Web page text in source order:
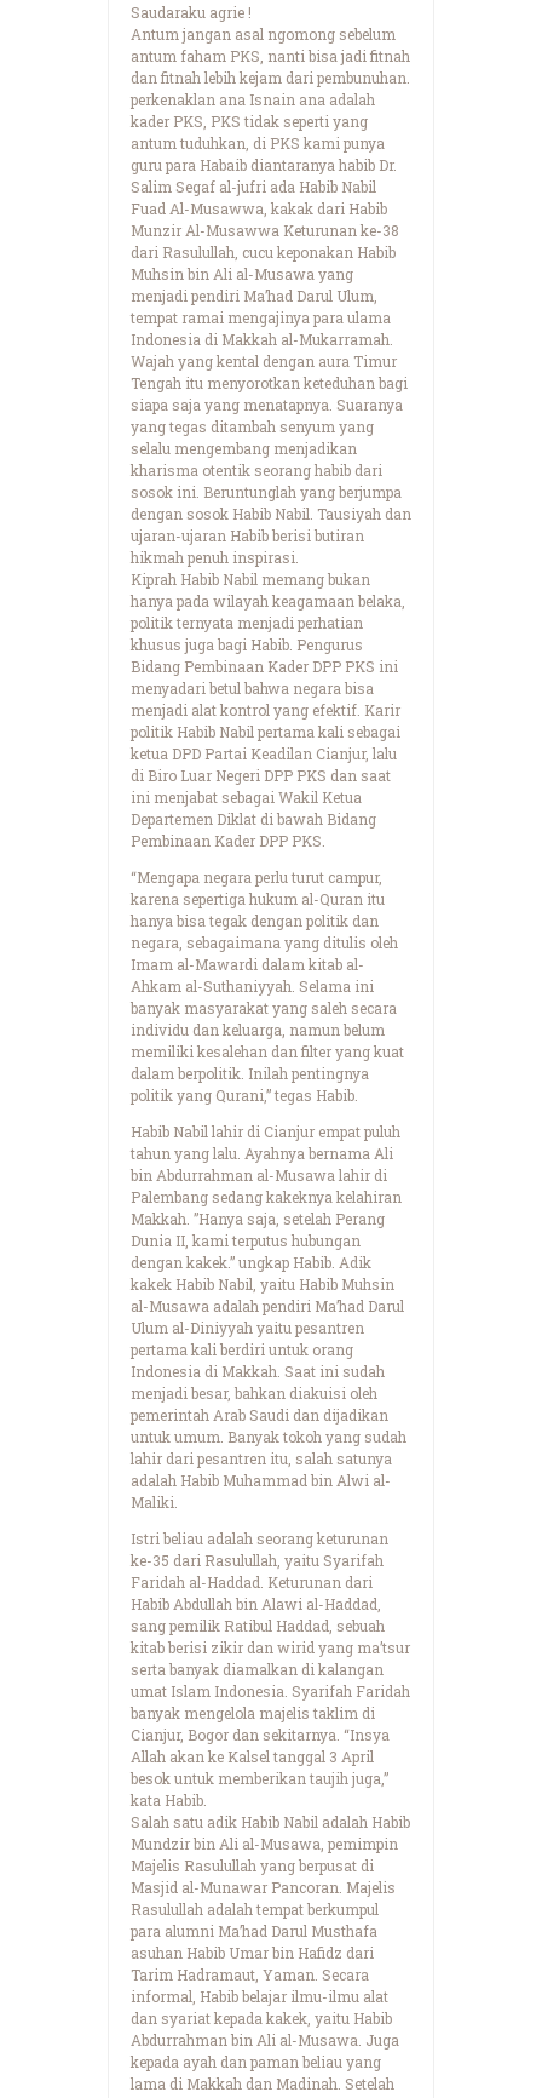
Saudaraku agrie !
Antum jangan asal ngomong sebelum
antum faham PKS, nanti bisa jadi fitnah
dan fitnah lebih kejam dari pembunuhan.
perkenaklan ana Isnain ana adalah
kader PKS, PKS tidak seperti yang
antum tuduhkan, di PKS kami punya
guru para Habaib diantaranya habib Dr.
Salim Segaf al-jufri ada Habib Nabil
Fuad Al-Musawwa, kakak dari Habib
Munzir Al-Musawwa Keturunan ke-38
dari Rasulullah, cucu keponakan Habib
Muhsin bin Ali al-Musawa yang
menjadi pendiri Ma’had Darul Ulum,
tempat ramai mengajinya para ulama
Indonesia di Makkah al-Mukarramah.
Wajah yang kental dengan aura Timur
Tengah itu menyorotkan keteduhan bagi
siapa saja yang menatapnya. Suaranya
yang tegas ditambah senyum yang
selalu mengembang menjadikan
kharisma otentik seorang habib dari
sosok ini. Beruntunglah yang berjumpa
dengan sosok Habib Nabil. Tausiyah dan
ujaran-ujaran Habib berisi butiran
hikmah penuh inspirasi.
Kiprah Habib Nabil memang bukan
hanya pada wilayah keagamaan belaka,
politik ternyata menjadi perhatian
khusus juga bagi Habib. Pengurus
Bidang Pembinaan Kader DPP PKS ini
menyadari betul bahwa negara bisa
menjadi alat kontrol yang efektif. Karir
politik Habib Nabil pertama kali sebagai
ketua DPD Partai Keadilan Cianjur, lalu
di Biro Luar Negeri DPP PKS dan saat
ini menjabat sebagai Wakil Ketua
Departemen Diklat di bawah Bidang
Pembinaan Kader DPP PKS.
“Mengapa negara perlu turut campur,
karena sepertiga hukum al-Quran itu
hanya bisa tegak dengan politik dan
negara, sebagaimana yang ditulis oleh
Imam al-Mawardi dalam kitab al-
Ahkam al-Suthaniyyah. Selama ini
banyak masyarakat yang saleh secara
individu dan keluarga, namun belum
memiliki kesalehan dan filter yang kuat
dalam berpolitik. Inilah pentingnya
politik yang Qurani,” tegas Habib.
Habib Nabil lahir di Cianjur empat puluh
tahun yang lalu. Ayahnya bernama Ali
bin Abdurrahman al-Musawa lahir di
Palembang sedang kakeknya kelahiran
Makkah. ”Hanya saja, setelah Perang
Dunia II, kami terputus hubungan
dengan kakek.” ungkap Habib. Adik
kakek Habib Nabil, yaitu Habib Muhsin
al-Musawa adalah pendiri Ma’had Darul
Ulum al-Diniyyah yaitu pesantren
pertama kali berdiri untuk orang
Indonesia di Makkah. Saat ini sudah
menjadi besar, bahkan diakuisi oleh
pemerintah Arab Saudi dan dijadikan
untuk umum. Banyak tokoh yang sudah
lahir dari pesantren itu, salah satunya
adalah Habib Muhammad bin Alwi al-
Maliki.
Istri beliau adalah seorang keturunan
ke-35 dari Rasulullah, yaitu Syarifah
Faridah al-Haddad. Keturunan dari
Habib Abdullah bin Alawi al-Haddad,
sang pemilik Ratibul Haddad, sebuah
kitab berisi zikir dan wirid yang ma’tsur
serta banyak diamalkan di kalangan
umat Islam Indonesia. Syarifah Faridah
banyak mengelola majelis taklim di
Cianjur, Bogor dan sekitarnya. “Insya
Allah akan ke Kalsel tanggal 3 April
besok untuk memberikan taujih juga,”
kata Habib.
Salah satu adik Habib Nabil adalah Habib
Mundzir bin Ali al-Musawa, pemimpin
Majelis Rasulullah yang berpusat di
Masjid al-Munawar Pancoran. Majelis
Rasulullah adalah tempat berkumpul
para alumni Ma’had Darul Musthafa
asuhan Habib Umar bin Hafidz dari
Tarim Hadramaut, Yaman. Secara
informal, Habib belajar ilmu-ilmu alat
dan syariat kepada kakek, yaitu Habib
Abdurrahman bin Ali al-Musawa. Juga
kepada ayah dan paman beliau yang
lama di Makkah dan Madinah. Setelah